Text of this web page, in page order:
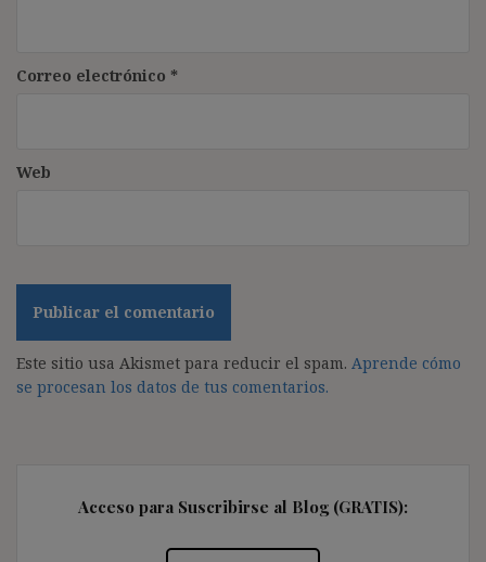
Correo electrónico *
Web
Este sitio usa Akismet para reducir el spam. Aprende cómo
se procesan los datos de tus comentarios.
Acceso para Suscribirse al Blog (GRATIS):